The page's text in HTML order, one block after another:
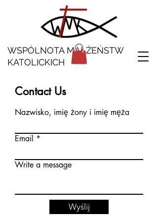
WSPÓLNOTA MAŁŻEŃSTW
KATOLICKICH
Contact Us
Nazwisko, imię żony i imię męża
Email
Write a message
Wyślij